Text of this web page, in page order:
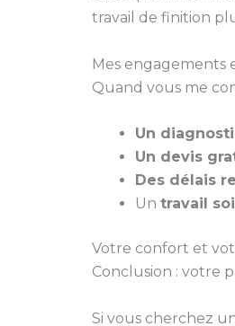
travail de finition
Mes engagements
Quand vous me
Un
Un devis
Des délais
Un travail
Votre confort et
Conclusion : votre
Si vous cherchez